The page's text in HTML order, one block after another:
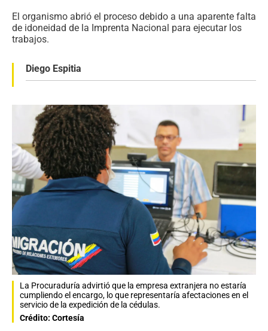
El organismo abrió el proceso debido a una aparente falta
de idoneidad de la Imprenta Nacional para ejecutar los
trabajos.
Diego Espitia
La Procuraduría advirtió que la empresa extranjera no estaría
cumpliendo el encargo, lo que representaría afectaciones en el
servicio de la expedición de la cédulas.
Crédito: Cortesía